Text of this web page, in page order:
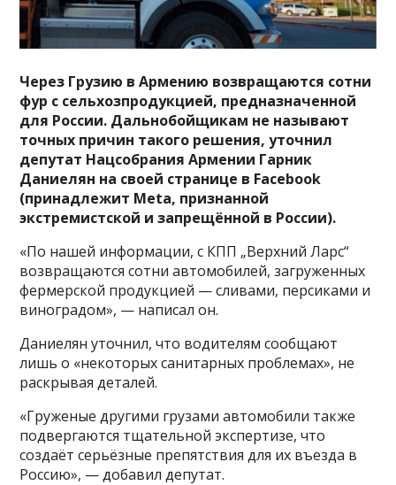
Через Грузию в Армению возвращаются сотни
фур с сельхозпродукцией, предназначенной
для России. Дальнобойщикам не называют
точных причин такого решения, уточнил
депутат Нацсобрания Армении Гарник
Даниелян на своей странице в Facebook
(принадлежит Meta, признанной
экстремистской и запрещённой в России).
«По нашей информации, с КПП „Верхний Ларс“
возвращаются сотни автомобилей, загруженных
фермерской продукцией — сливами, персиками и
виноградом», — написал он.
Даниелян уточнил, что водителям сообщают
лишь о «некоторых санитарных проблемах», не
раскрывая деталей.
«Груженые другими грузами автомобили также
подвергаются тщательной экспертизе, что
создаёт серьёзные препятствия для их въезда в
Россию», — добавил депутат.